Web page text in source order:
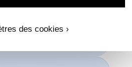
des cookies ›